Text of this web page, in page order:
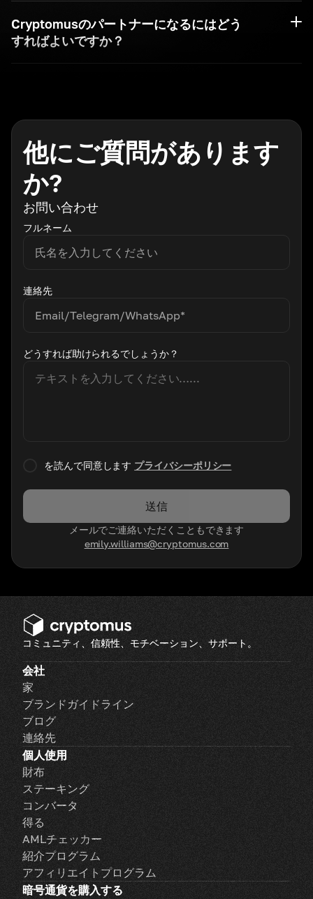
Cryptomusのパートナーになるにはどう
すればよいですか？
他にご質問があります
か?
お問い合わせ
フルネーム
連絡先
どうすれば助けられるでしょうか？
を読んで同意します プライバシーポリシー
送信
メールでご連絡いただくこともできます
emily.williams@cryptomus.com
コミュニティ、信頼性、モチベーション、サポート。
会社
家
ブランドガイドライン
ブログ
連絡先
個人使用
財布
ステーキング
コンバータ
得る
AMLチェッカー
紹介プログラム
アフィリエイトプログラム
暗号通貨を購入する